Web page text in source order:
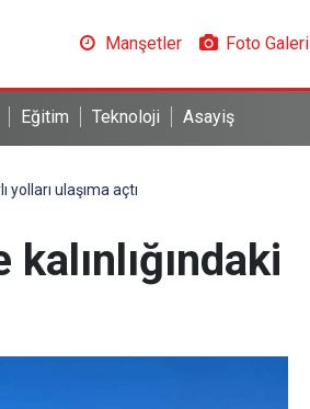
Manşetler Foto Galeri
Eğitim Teknoloji Asayiş
yolları ulaşıma açtı